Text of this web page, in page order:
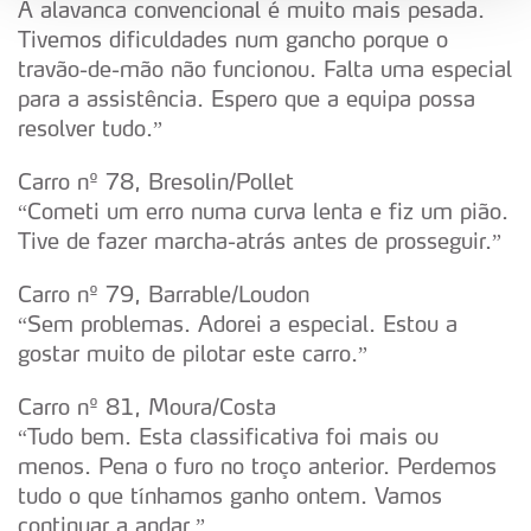
Adicionalmente partilhamos informação, relativa à sua
utilização do nosso site de publicidade e de análise, com
parceiros e organizações na UE e em países terceiros.
O ACP garantirá que as transferências internacionais de
dados pessoais serão realizadas apenas com o seu
consentimento e quando tal se afigure estritamente
necessário no contexto dos serviços a prestar.
Realçamos que o bloqueio de certo tipo de Cookies e
tecnologias similares pode ter impacto na sua
experiência de navegação no Website e nos serviços
disponibilizados.
Consulte a política de cookies do site.
A alavanca convencional é muito mais pesada.
Tivemos dificuldades num gancho porque o
travão-de-mão não funcionou. Falta uma especial
para a assistência. Espero que a equipa possa
resolver tudo.”
Carro nº 78, Bresolin/Pollet
“Cometi um erro numa curva lenta e fiz um pião.
Tive de fazer marcha-atrás antes de prosseguir.”
Carro nº 79, Barrable/Loudon
“Sem problemas. Adorei a especial. Estou a
gostar muito de pilotar este carro.”
Carro nº 81, Moura/Costa
“Tudo bem. Esta classificativa foi mais ou
menos. Pena o furo no troço anterior. Perdemos
tudo o que tínhamos ganho ontem. Vamos
continuar a andar.”